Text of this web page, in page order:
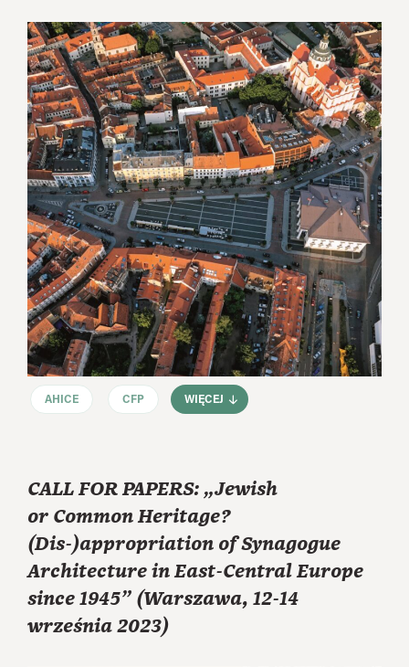
AHICE CFP WIĘCEJ
CALL FOR PAPERS: „Jewish
or Common Heritage?
(Dis-)appropriation of Synagogue
Architecture in East-Central Europe
since 1945” (Warszawa, 12-14
września 2023)